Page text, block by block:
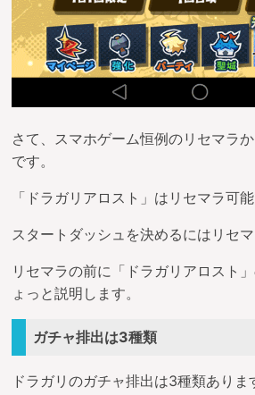
さて、スマホゲーム恒例のリセマラ
です。
「ドラガリアロスト」はリセマラ可能
スタートダッシュを決めるにはリセマ
リセマラの前に「ドラガリアロスト
ょっと説明します。
ガチャ排出は3種類
ドラガリのガチャ排出は3種類ありま